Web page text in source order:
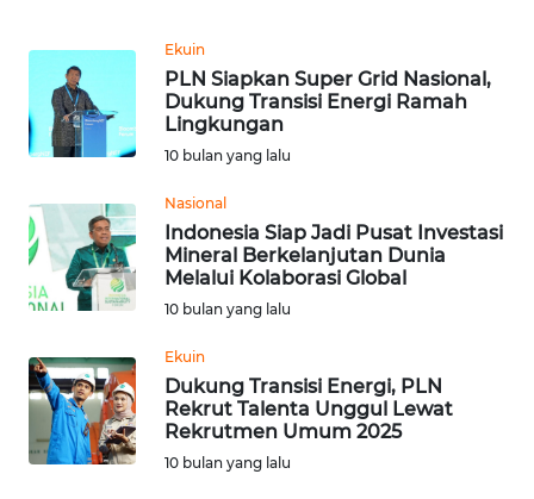
Ekuin
PLN Siapkan Super Grid Nasional,
Dukung Transisi Energi Ramah
Lingkungan
10 bulan yang lalu
Nasional
Indonesia Siap Jadi Pusat Investasi
Mineral Berkelanjutan Dunia
Melalui Kolaborasi Global
10 bulan yang lalu
Ekuin
Dukung Transisi Energi, PLN
Rekrut Talenta Unggul Lewat
Rekrutmen Umum 2025
10 bulan yang lalu
DAIRI
WN
DANAU
WN
NIAS
WN
TAPANULI
SELATAN